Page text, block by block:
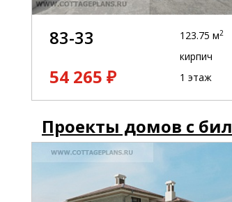
83-33
54 265 ₽
123.75 м2
кирпич
1 этаж
Проекты домов с